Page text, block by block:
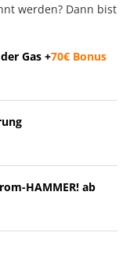
werden? Dann bist
Gas +70€ Bonus
HAMMER! ab